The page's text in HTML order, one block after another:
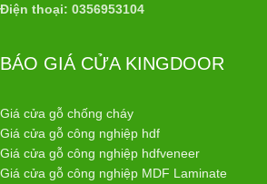
Điện thoại: 0356953104
BÁO GIÁ CỬA KINGDOOR
Giá cửa gỗ chống cháy
Giá cửa gỗ công nghiệp hdf
Giá cửa gỗ công nghiệp hdfveneer
Giá cửa gỗ công nghiệp MDF Laminate